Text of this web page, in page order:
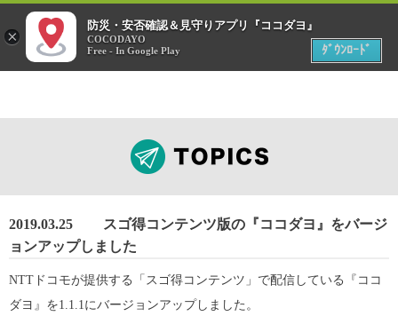
災害時
MENU
2019.03.25
スゴ得コンテンツ版の『ココダヨ』をバージ
ョンアップしました
NTTドコモが提供する「スゴ得コンテンツ」で配信している『ココ
ダヨ』を1.1.1にバージョンアップしました。
×
防災・安否確認＆見守りアプリ『ココダヨ』
COCODAYO
Free - In Google Play
ﾀﾞｳﾝﾛｰﾄﾞ